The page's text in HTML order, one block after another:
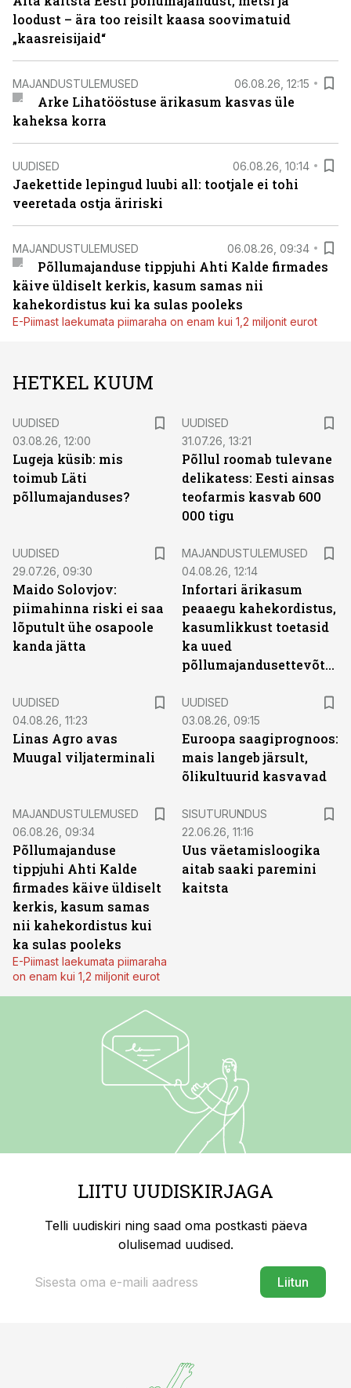
loodust – ära too reisilt kaasa soovimatuid
„kaasreisijaid“
MAJANDUSTULEMUSED 06.08.26, 12:15
Arke Lihatööstuse ärikasum kasvas üle
kaheksa korra
UUDISED 06.08.26, 10:14
Jaekettide lepingud luubi all: tootjale ei tohi
veeretada ostja äririski
MAJANDUSTULEMUSED 06.08.26, 09:34
Põllumajanduse tippjuhi Ahti Kalde firmades
käive üldiselt kerkis, kasum samas nii
kahekordistus kui ka sulas pooleks
E-Piimast laekumata piimaraha on enam kui 1,2 miljonit eurot
HETKEL KUUM
UUDISED
03.08.26, 12:00
Lugeja küsib: mis
toimub Läti
põllumajanduses?
UUDISED
31.07.26, 13:21
Põllul roomab tulevane
delikatess: Eesti ainsas
teofarmis kasvab 600
000 tigu
UUDISED
29.07.26, 09:30
Maido Solovjov:
piimahinna riski ei saa
lõputult ühe osapoole
kanda jätta
MAJANDUSTULEMUSED
04.08.26, 12:14
Infortari ärikasum
peaaegu kahekordistus,
kasumlikkust toetasid
ka uued
põllumajandusettevõtted
UUDISED
04.08.26, 11:23
Linas Agro avas
Muugal viljaterminali
UUDISED
03.08.26, 09:15
Euroopa saagiprognoos:
mais langeb järsult,
õlikultuurid kasvavad
MAJANDUSTULEMUSED
06.08.26, 09:34
Põllumajanduse
tippjuhi Ahti Kalde
firmades käive üldiselt
kerkis, kasum samas
nii kahekordistus kui
ka sulas pooleks
E-Piimast laekumata piimaraha
on enam kui 1,2 miljonit eurot
SISUTURUNDUS
22.06.26, 11:16
Uus väetamisloogika
aitab saaki paremini
kaitsta
LIITU UUDISKIRJAGA
Telli uudiskiri ning saad oma postkasti päeva
olulisemad uudised.
Liitun